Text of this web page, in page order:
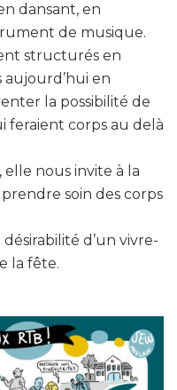
dansant, en
de musique.
structurés en
aujourd’hui en
la possibilité de
feraient corps au delà
nous invite à la
soin des corps
d’un vivre-
la fête.